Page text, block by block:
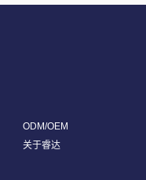
ODM/OEM
关于睿达